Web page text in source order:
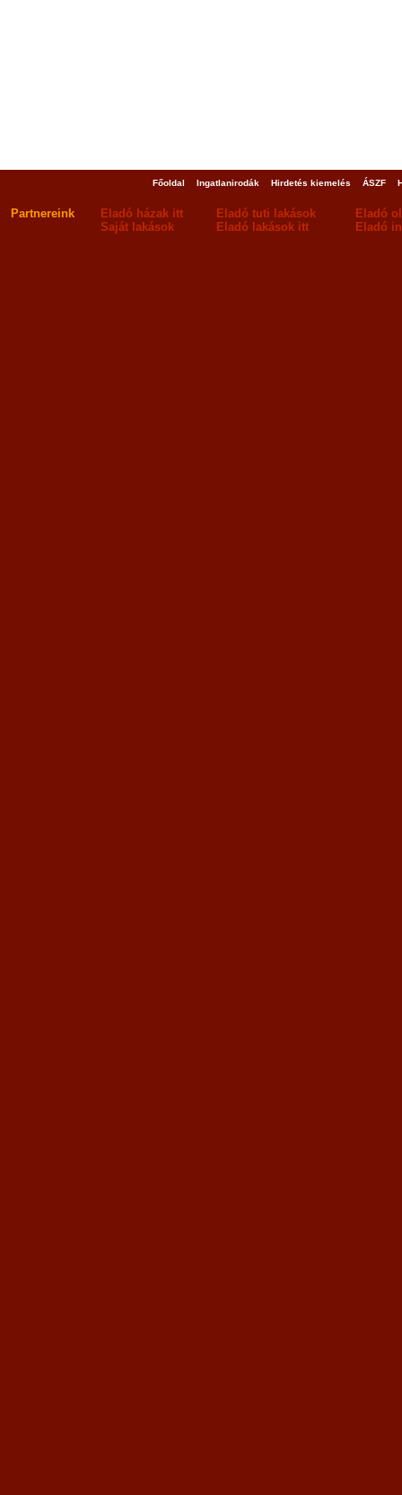
Főoldal Ingatlanirodák Hirdetés kiemelés ÁSZF
Partnereink Eladó házak itt Eladó tuti lakások
Eladó
Saját lakások
Eladó lakások itt Eladó